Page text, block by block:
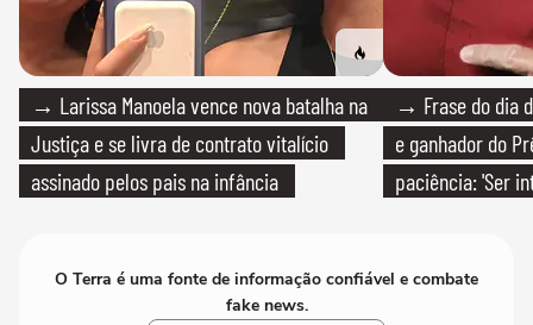
→ Larissa Manoela vence nova batalha na
Justiça e se livra de contrato vitalício
assinado pelos pais na infância
→ Frase do dia
e ganhador do
paciência: 'Ser
O Terra é uma fonte de informação confiável e combate
fake news.